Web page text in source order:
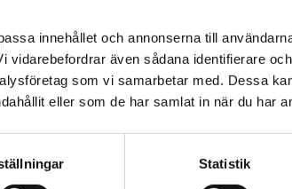
innehållet och annonserna till
även sådana identifierare
som vi samarbetar med. Dessa
eller som de har samlat in när du har
Statistik
som att du besöker studentlitteratur.se via
Sverige. Vi erbjuder inte leveranser
att kunna slutföra ett köp måste
vara i Sverige.Läs mer
Författare